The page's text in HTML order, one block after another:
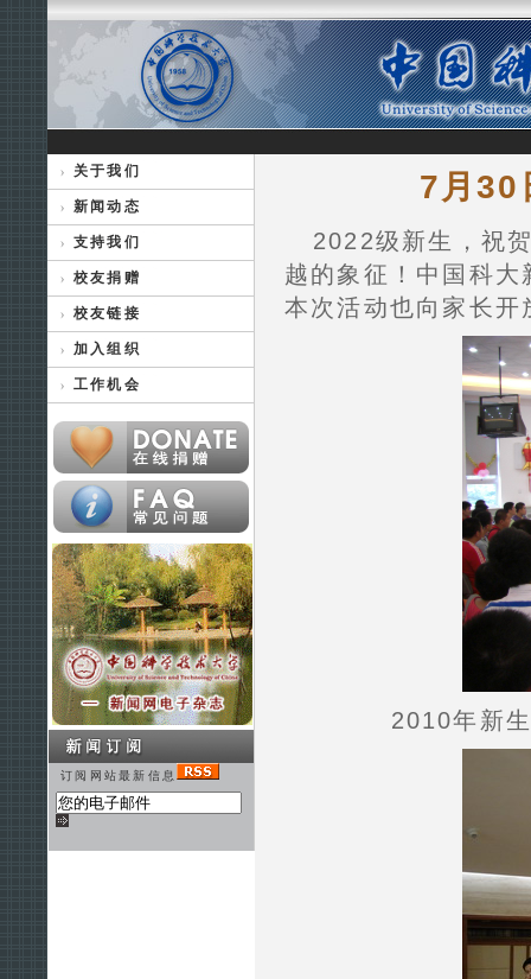
关于我们
新闻动态
支持我们
校友捐赠
校友链接
加入组织
工作机会
订阅网站最新信息
7月30
2022级新生，祝
越的象征！中国科
本次活动也向家长开
2010年新